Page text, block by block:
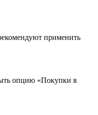
применить
опцию «Покупки в